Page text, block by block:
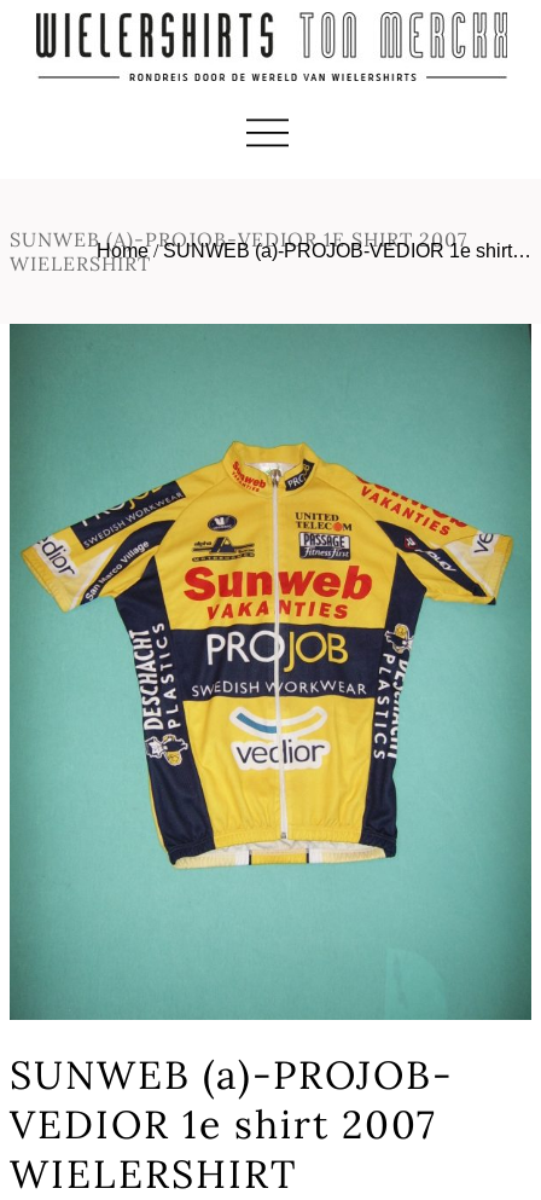
SUNWEB (A)-PROJOB-VEDIOR 1E SHIRT 2007
WIELERSHIRT
Home/SUNWEB (a)-PROJOB-VEDIOR 1e shirt…
SUNWEB (a)-PROJOB-
VEDIOR 1e shirt 2007
WIELERSHIRT